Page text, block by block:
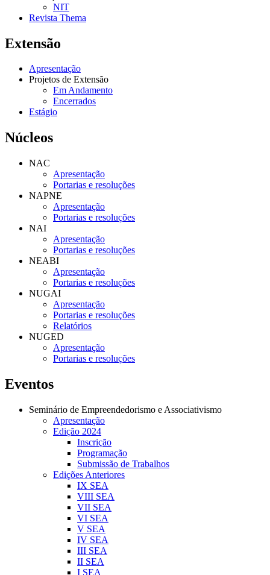
NIT
Revista Thema
Extensão
Apresentação
Projetos de Extensão
Em Andamento
Encerrados
Estágio
Núcleos
NAC
Apresentação
Portarias e resoluções
NAPNE
Apresentação
Portarias e resoluções
NAI
Apresentação
Portarias e resoluções
NEABI
Apresentação
Portarias e resoluções
NUGAI
Apresentação
Portarias e resoluções
Relatórios
NUGED
Apresentação
Portarias e resoluções
Eventos
Seminário de Empreendedorismo e Associativismo
Apresentação
Edição 2024
Inscrição
Programação
Submissão de Trabalhos
Edições Anteriores
IX SEA
VIII SEA
VII SEA
VI SEA
V SEA
IV SEA
III SEA
II SEA
I SEA